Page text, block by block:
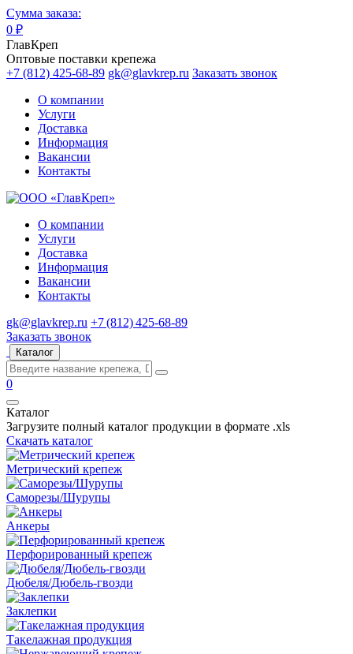
Сумма заказа:
0 ₽
ГлавКреп
Оптовые поставки крепежа
+7 (812) 425-68-89 gk@glavkrep.ru Заказать звонок
О компании
Услуги
Доставка
Информация
Вакансии
Контакты
О компании
Услуги
Доставка
Информация
Вакансии
Контакты
gk@glavkrep.ru +7 (812) 425-68-89
Заказать звонок
Каталог
0
Каталог
Загрузите полный каталог продукции в формате .xls
Скачать каталог
Метрический крепеж
Саморезы/Шурупы
Анкеры
Перфорированный крепеж
Дюбеля/Дюбель-гвозди
Заклепки
Такелажная продукция